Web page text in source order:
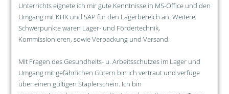
Unterrichts eignete ich mir gute Kenntnisse in MS-Office und den
Umgang mit KHK und SAP für den Lagerbereich an. Weitere
Schwerpunkte waren Lager- und Fördertechnik,
Kommissionieren, sowie Verpackung und Versand.
Mit Fragen des Gesundheits- u. Arbeitsschutzes im Lager und
Umgang mit gefährlichen Gütern bin ich vertraut und verfüge
über einen gültigen Staplerschein. Ich bin